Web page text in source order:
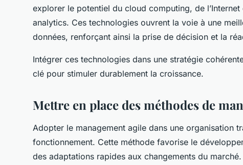
explorer le potentiel du cloud computing, de
analytics. Ces technologies ouvrent la voie à une
données, renforçant ainsi la prise de décision et la
Intégrer ces technologies dans une stratégie
clé pour stimuler durablement la croissance.
Mettre en place des méthodes de
Adopter le management agile dans une organisation
fonctionnement. Cette méthode favorise le
des adaptations rapides aux changements du